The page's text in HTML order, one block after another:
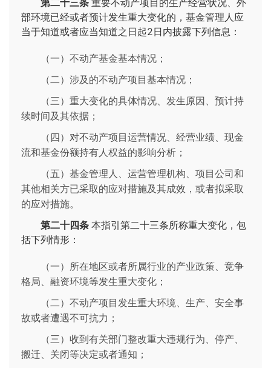
第二十三条 重要不动产项目的生产经营状况、外
部环境已经或者预计发生重大变化的，基金管理人应
当于知道或者应当知道之日起2日内披露下列信息：
（一）不动产基金基本情况；
（二）涉及的不动产项目基本情况；
（三）重大变化的具体情况、发生原因、预计持
续时间及其依据；
（四）对不动产项目运营情况、经营业绩、现金
流和基金份额持有人权益的影响分析；
（五）基金管理人、运营管理机构、项目公司和
其他相关方已采取的应对措施及其成效，或者拟采取
的应对措施。
第二十四条 本指引第二十三条所称重大变化，包
括下列情形：
（一）所在地区或者所属行业的产业政策、竞争
格局、融资环境等发生重大变化；
（二）不动产项目发生重大环境、生产、安全事
故或者遭遇不可抗力；
（三）收到有关部门整改重大违规行为、停产、
搬迁、关闭等决定或者通知；